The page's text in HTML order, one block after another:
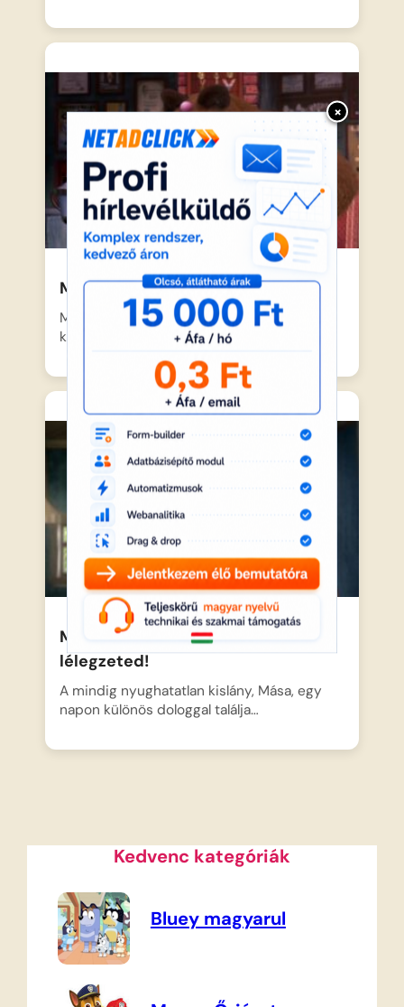
×
Mása és a medve – Vigyázz!
Mása, a fáradhatatlan és mindig kíváncsi
kislány ismét új kalandokat…
Mása és a medve-Tartsd vissza a
lélegzeted!
A mindig nyughatatlan kislány, Mása, egy
napon különös dologgal találja…
Kedvenc kategóriák
Bluey magyarul